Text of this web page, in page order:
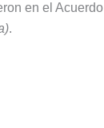
en el Acuerdo
.